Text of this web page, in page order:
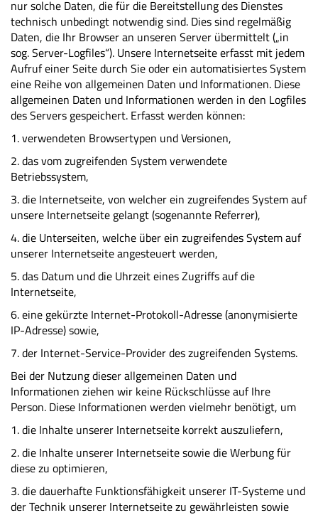
nur solche Daten, die für die Bereitstellung des Dienstes
technisch unbedingt notwendig sind. Dies sind regelmäßig
Daten, die Ihr Browser an unseren Server übermittelt („in
sog. Server-Logfiles“). Unsere Internetseite erfasst mit jedem
Aufruf einer Seite durch Sie oder ein automatisiertes System
eine Reihe von allgemeinen Daten und Informationen. Diese
allgemeinen Daten und Informationen werden in den Logfiles
des Servers gespeichert. Erfasst werden können:
1. verwendeten Browsertypen und Versionen,
2. das vom zugreifenden System verwendete
Betriebssystem,
3. die Internetseite, von welcher ein zugreifendes System auf
unsere Internetseite gelangt (sogenannte Referrer),
4. die Unterseiten, welche über ein zugreifendes System auf
unserer Internetseite angesteuert werden,
5. das Datum und die Uhrzeit eines Zugriffs auf die
Internetseite,
6. eine gekürzte Internet-Protokoll-Adresse (anonymisierte
IP-Adresse) sowie,
7. der Internet-Service-Provider des zugreifenden Systems.
Bei der Nutzung dieser allgemeinen Daten und
Informationen ziehen wir keine Rückschlüsse auf Ihre
Person. Diese Informationen werden vielmehr benötigt, um
1. die Inhalte unserer Internetseite korrekt auszuliefern,
2. die Inhalte unserer Internetseite sowie die Werbung für
diese zu optimieren,
3. die dauerhafte Funktionsfähigkeit unserer IT-Systeme und
der Technik unserer Internetseite zu gewährleisten sowie